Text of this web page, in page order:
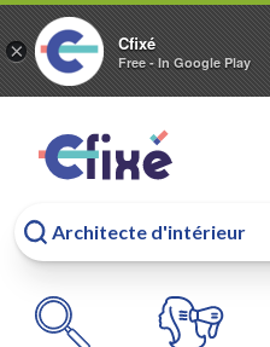
× Cfixé
Free - In Google Play